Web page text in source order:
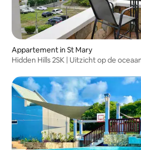
Appartement in St Mary
Hidden Hills 2SK | Uitzicht op de